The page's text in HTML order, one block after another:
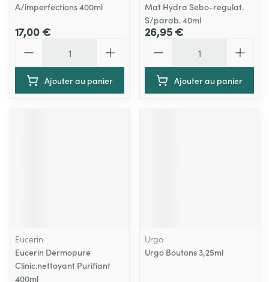
A/imperfections 400ml
17,00 €
Ajouter au panier
Mat Hydra Sebo-regulat.
S/parab. 40ml
26,95 €
Ajouter au panier
Eucerin
Eucerin Dermopure
Clinic.nettoyant Purifiant
400ml
Urgo
Urgo Boutons 3,25ml